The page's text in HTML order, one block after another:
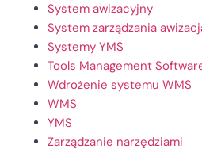
System awizacyjny
System zarządzania
Systemy YMS
Tools Management
Wdrożenie systemu WMS
WMS
YMS
Zarządzanie narzędziami